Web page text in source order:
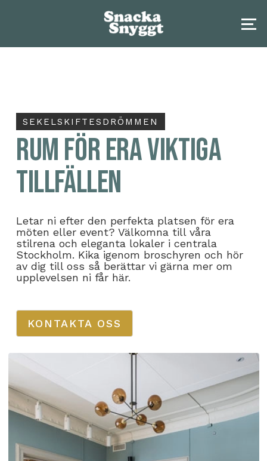
SEKELSKIFTESDRÖMMEN
Rum för era viktiga
tillfällen
Letar ni efter den perfekta platsen för era
möten eller event? Välkomna till våra
stilrena och eleganta lokaler i centrala
Stockholm. Kika igenom broschyren och hör
av dig till oss så berättar vi gärna mer om
upplevelsen ni får här.
KONTAKTA OSS